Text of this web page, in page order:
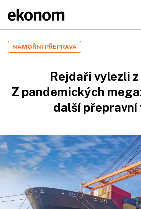
NÁMOŘNÍ PŘEPRAVA
Rejdaři vylezli z
Z pandemických
další